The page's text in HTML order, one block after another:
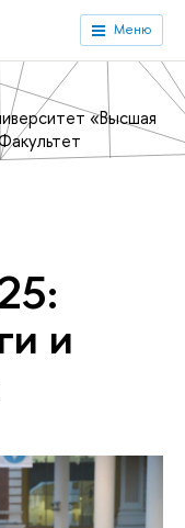
Меню
«Высшая
и